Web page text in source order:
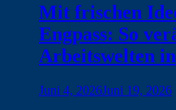
Mit frischen
Engpass: So
Arbeitswelten
Juni 4, 2026Juni 19, 2026